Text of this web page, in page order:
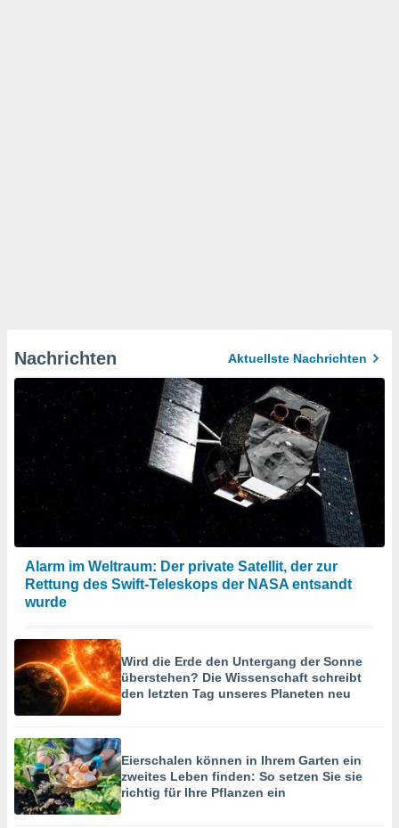
Nachrichten Aktuellste Nachrichten
Alarm im Weltraum: Der private Satellit, der zur
Rettung des Swift-Teleskops der NASA entsandt
wurde
Wird die Erde den Untergang der Sonne
überstehen? Die Wissenschaft schreibt
den letzten Tag unseres Planeten neu
Eierschalen können in Ihrem Garten ein
zweites Leben finden: So setzen Sie sie
richtig für Ihre Pflanzen ein